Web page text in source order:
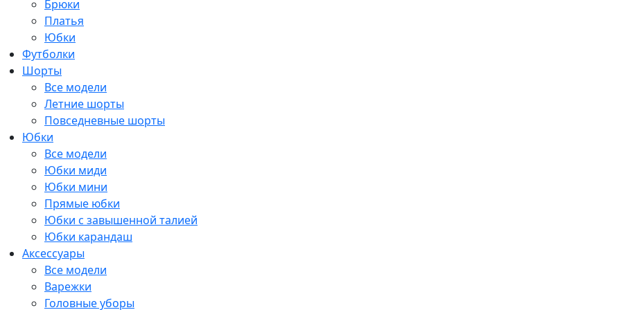
Брюки
Платья
Юбки
Футболки
Шорты
Все модели
Летние шорты
Повседневные шорты
Юбки
Все модели
Юбки миди
Юбки мини
Прямые юбки
Юбки с завышенной талией
Юбки карандаш
Аксессуары
Все модели
Варежки
Головные уборы